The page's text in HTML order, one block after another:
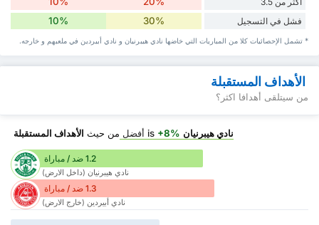
فشل في التسجيل 30%
10%
* تشمل الإحصائيات كلا من المباريات التي خاضها نادي هيبرنيان و نادي أبيردين في ملعبهم و خارجه.
الأهداف المستقبلة
من سيتلقى أهدافا اكثر؟
نادي هيبرنيان +8% أفضل من حيث الأهداف المستقبلة
1.2 ضد / مباراة
نادي هيبرنيان (داخل الارض)
1.3 ضد / مباراة
نادي أبيردين (خارج الارض)